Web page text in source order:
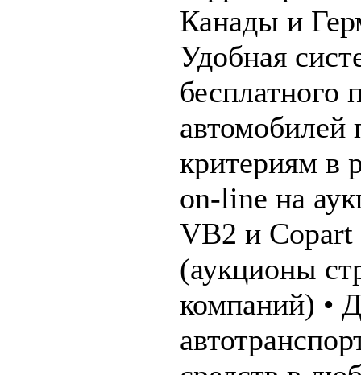
Канады и
Удобная
бесплатного
критериям в
on-line на
VB2 и Copart
(аукционы
компаний) •